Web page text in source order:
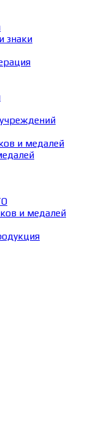
знаки
и медалей
и медалей